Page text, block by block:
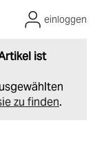
ist
zu finden.
einloggen